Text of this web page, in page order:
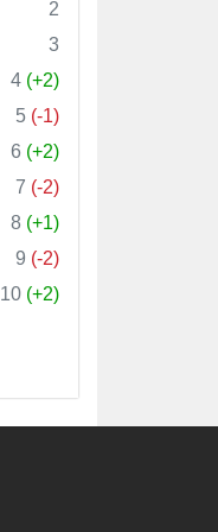
2
3
4 (+2)
5 (-1)
6 (+2)
7 (-2)
8 (+1)
9 (-2)
10 (+2)